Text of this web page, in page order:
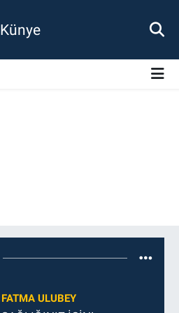
Künye
FATMA ULUBEY